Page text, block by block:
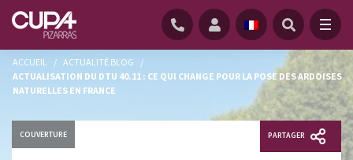
ACCUEIL / ACTUALITÉ BLOG
/
ACTUALISATION DU DTU 40.11 : CE QUI CHANGE POUR LA POSE DES ARDOISES
NATURELLES EN FRANCE
COUVERTURE PARTAGER